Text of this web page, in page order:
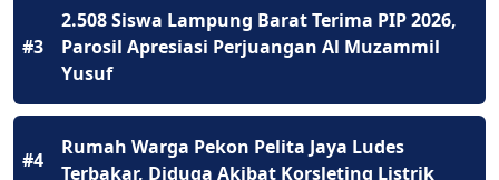
#3
2.508 Siswa Lampung Barat Terima PIP 2026,
Parosil Apresiasi Perjuangan Al Muzammil
Yusuf
#4
Rumah Warga Pekon Pelita Jaya Ludes
Terbakar, Diduga Akibat Korsleting Listrik